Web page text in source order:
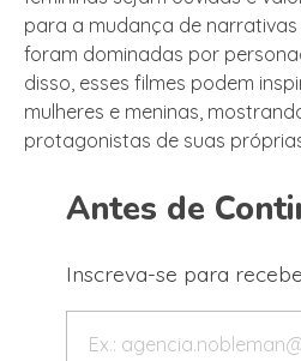
para a mudança de
foram dominadas por
disso, esses filmes podem
mulheres e meninas,
protagonistas de suas
Antes de
Inscreva-se para